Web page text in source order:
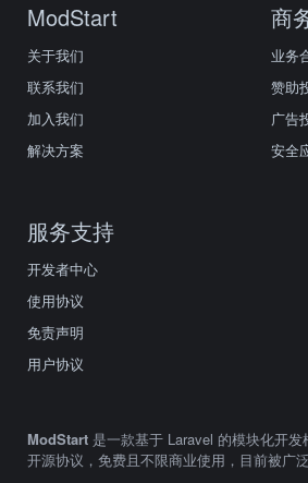
ModStart
关于我们
联系我们
加入我们
解决方案
商
业务
赞助
广告
安全
服务支持
开发者中心
使用协议
免责声明
用户协议
ModStart 是一款基于 Laravel 的模块化开发
开源协议，免费且不限商业使用，目前被广